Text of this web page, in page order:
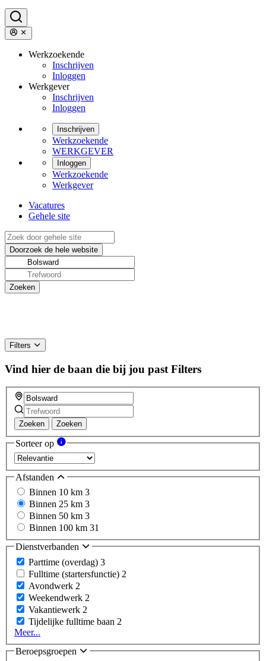
Werkzoekende
Inschrijven
Inloggen
Werkgever
Inschrijven
Inloggen
Inschrijven
Werkzoekende
WERKGEVER
Inloggen
Werkzoekende
Werkgever
Vacatures
Gehele site
Filters
Vind hier de baan die bij jou past Filters
Zoeken Zoeken
Sorteer op
Afstanden
Binnen 10 km 3
Binnen 25 km 3
Binnen 50 km 3
Binnen 100 km 31
Dienstverbanden
Parttime (overdag) 3
Fulltime (startersfunctie) 2
Avondwerk 2
Weekendwerk 2
Vakantiewerk 2
Tijdelijke fulltime baan 2
Meer...
Beroepsgroepen